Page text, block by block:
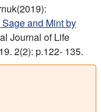
and Mint by
Journal of Life
2(2): p.122- 135.